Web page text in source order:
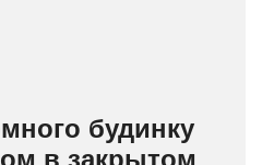
будинку
в закрытом